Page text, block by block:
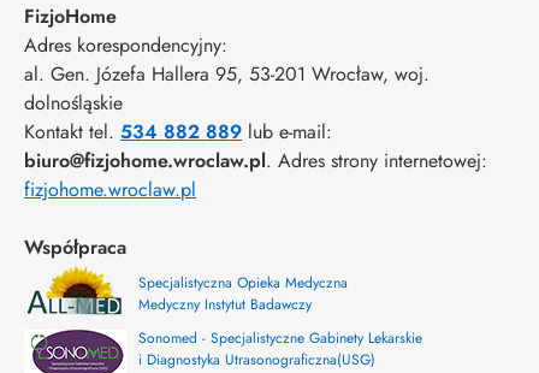
FizjoHome
Adres korespondencyjny:
al. Gen. Józefa Hallera 95, 53-201 Wrocław, woj.
dolnośląskie
Kontakt tel. 534 882 889 lub e-mail:
biuro@fizjohome.wroclaw.pl. Adres strony internetowej:
fizjohome.wroclaw.pl
Współpraca
Specjalistyczna Opieka Medyczna
Medyczny Instytut Badawczy
Sonomed - Specjalistyczne Gabinety Lekarskie
i Diagnostyka Utrasonograficzna(USG)